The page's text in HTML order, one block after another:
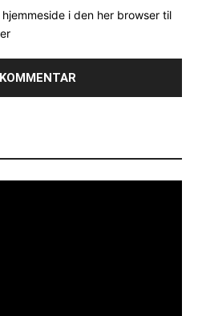
i den her browser til